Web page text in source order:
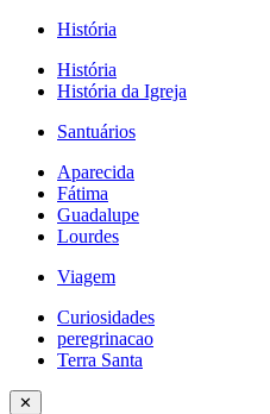
História
História
História da Igreja
Santuários
Aparecida
Fátima
Guadalupe
Lourdes
Viagem
Curiosidades
peregrinacao
Terra Santa
✕